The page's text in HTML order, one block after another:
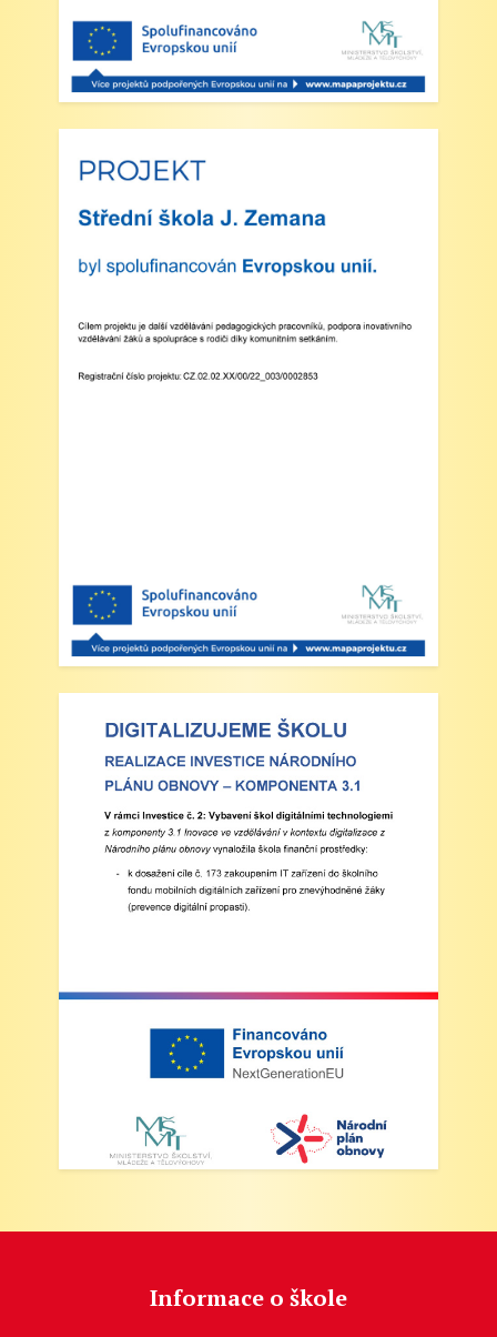
Třídní výlet Liberec IV.třída
Zveřejněno: 20.5.2025
Výlet do ZOO Dvůr Králové n/L
Zveřejněno: 16.5.2025
plavecká výuka, V., VI. a VII.třída
Třídní schůzky dne 8. 4. 2025 od 13 - 16
Informace o škole